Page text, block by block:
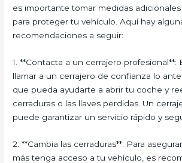
es importante tomar medidas
para proteger tu vehículo. Aquí hay
recomendaciones a seguir:
1. **Contacta a un cerrajero profesional**:
llamar a un cerrajero de confianza lo
que pueda ayudarte a abrir tu coche y
cerraduras o las llaves perdidas. Un
puede garantizar un servicio rápido y
2. **Cambia las cerraduras**: Para
más tenga acceso a tu vehículo, es